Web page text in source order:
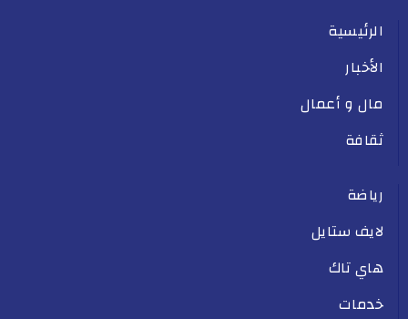
الرئيسية
الأخبار
مال و أعمال
ثقافة
رياضة
لايف ستايل
هاي تاك
خدمات